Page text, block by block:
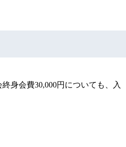
身会費30,000円についても、入